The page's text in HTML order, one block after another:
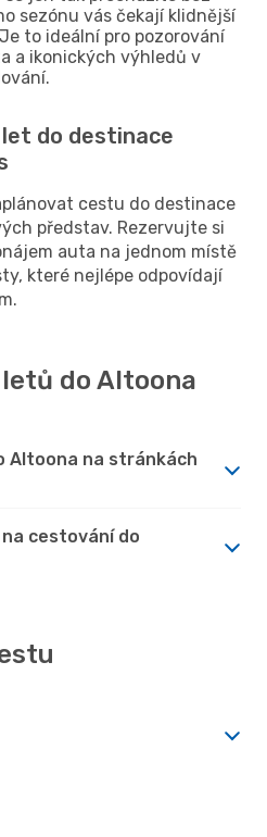
sezónu vás čekají klidnější
to ideální pro pozorování
a ikonických výhledů v
do destinace
cestu do destinace
představ. Rezervujte si
auta na jednom místě
které nejlépe odpovídají
do Altoona
Altoona na stránkách
cestování do